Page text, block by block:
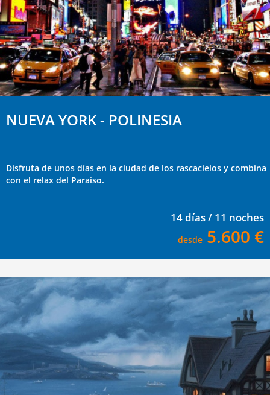
NUEVA YORK - POLINESIA
Disfruta de unos días en la ciudad de los rascacielos y combina
con el relax del Paraiso.
14 días / 11 noches
desde 5.600 €